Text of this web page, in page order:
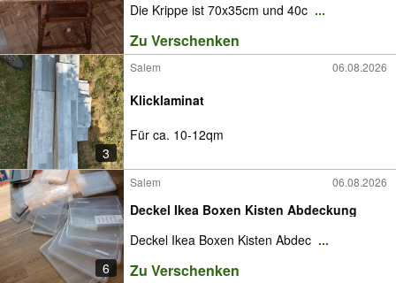
Die Krippe ist 70x35cm und 40c ...
Zu Verschenken
3
Salem 06.08.2026
Klicklaminat
Für ca. 10-12qm
6
Salem 06.08.2026
Deckel Ikea Boxen Kisten Abdeckung
Deckel Ikea Boxen Kisten Abdec ...
Zu Verschenken